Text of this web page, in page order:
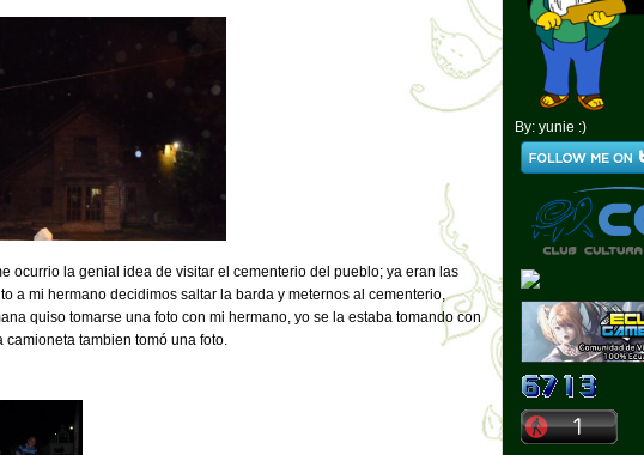
ocurrio la genial idea de visitar el cementerio del pueblo; ya eran las
a mi hermano decidimos saltar la barda y meternos al cementerio,
quiso tomarse una foto con mi hermano, yo se la estaba tomando con
tambien tomó una foto.
By: yunie :)